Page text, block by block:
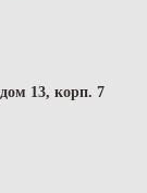
13, корп. 7